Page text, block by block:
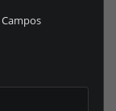
Campos